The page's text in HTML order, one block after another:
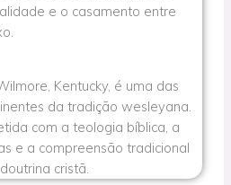
e o casamento entre
Kentucky, é uma das
da tradição wesleyana.
com a teologia bíblica, a
e a compreensão tradicional
cristã.